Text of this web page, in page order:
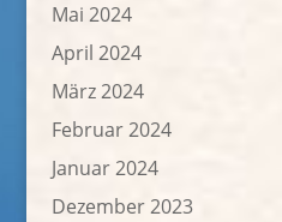
Mai 2024
April 2024
März 2024
Februar 2024
Januar 2024
Dezember 2023